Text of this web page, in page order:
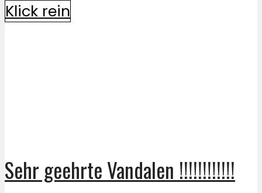
Klick rein
Sehr geehrte Vandalen !!!!!!!!!!!!